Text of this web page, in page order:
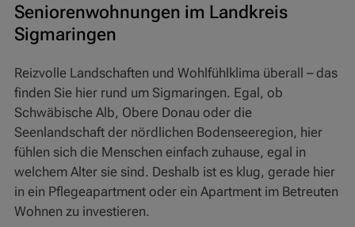
Seniorenwohnungen im Landkreis
Sigmaringen
Reizvolle Landschaften und Wohlfühlklima überall – das
finden Sie hier rund um Sigmaringen. Egal, ob
Schwäbische Alb, Obere Donau oder die
Seenlandschaft der nördlichen Bodenseeregion, hier
fühlen sich die Menschen einfach zuhause, egal in
welchem Alter sie sind. Deshalb ist es klug, gerade hier
in ein Pflegeapartment oder ein Apartment im Betreuten
Wohnen zu investieren.